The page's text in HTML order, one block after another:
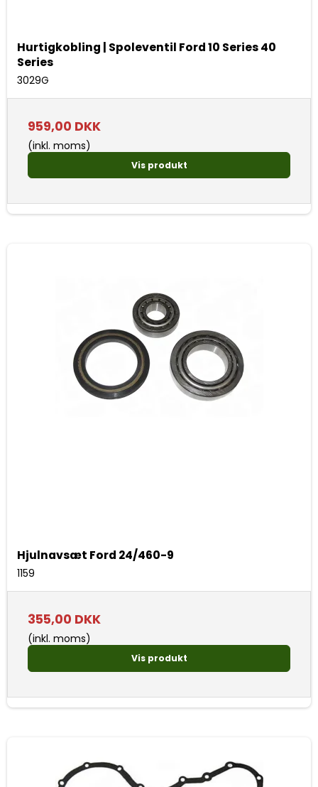
Hurtigkobling | Spoleventil Ford 10 Series 40
Series
3029G
959,00 DKK
(inkl. moms)
Vis produkt
Hjulnavsæt Ford 24/460-9
1159
355,00 DKK
(inkl. moms)
Vis produkt